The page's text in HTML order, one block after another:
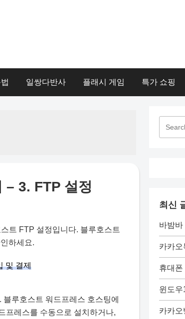
일쌍다반사 플래시 게임 특가 쇼핑
– 3. FTP 설정
트 FTP 설정입니다. 블루호스트
하세요.
및 결제
루호스트 워드프레스 호스팅에
프레스를 수동으로 설치하거나,
최신
바밤
카카오
휴대폰
윈도
카카오